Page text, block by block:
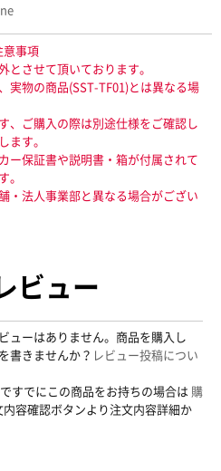
意事項
させて頂いております。
物の商品(SST-TF01)とは異なる場
ご購入の際は別途仕様をご確認し
ます。
保証書や説明書・箱が付属されて
。
法人事業部と異なる場合がござい
ビュー
ューはありません。商品を購入し
書きませんか？ レビュー投稿につい
すでにこの商品をお持ちの場合は 購
容確認ボタンより注文内容詳細か